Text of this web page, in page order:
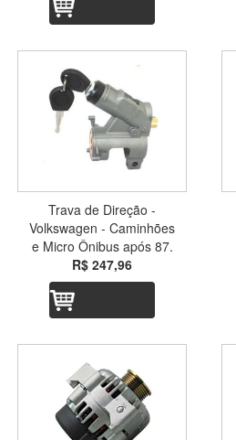
Trava de Direção -
Volkswagen - Caminhões
e Micro Ônibus após 87.
R$ 247,96